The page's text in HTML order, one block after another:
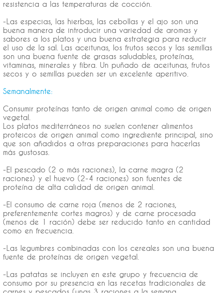
resistencia a las temperaturas de cocción.
-Las especias, las hierbas, las cebollas y el ajo son una
buena manera de introducir una variedad de aromas y
sabores a los platos y una buena estrategia para reducir
el uso de la sal. Las aceitunas, los frutos secos y las semillas
son una buena fuente de grasas saludables, proteínas,
vitaminas, minerales y fibra. Un puñado de aceitunas, frutos
secos y o semillas pueden ser un excelente aperitivo.
Semanalmente:
Consumir proteínas tanto de origen animal como de origen
vegetal.
Los platos mediterráneos no suelen contener alimentos
proteicos de origen animal como ingrediente principal, sino
que son añadidos a otras preparaciones para hacerlas
más gustosas.
-El pescado (2 o más raciones), la carne magra (2
raciones) y el huevo (2-4 raciones) son fuentes de
proteína de alta calidad de origen animal.
-El consumo de carne roja (menos de 2 raciones,
preferentemente cortes magros) y de carne procesada
(menos de 1 ración) debe ser reducido tanto en cantidad
como en frecuencia.
-Las legumbres combinadas con los cereales son una buena
fuente de proteínas de origen vegetal.
-Las patatas se incluyen en este grupo y frecuencia de
consumo por su presencia en las recetas tradicionales de